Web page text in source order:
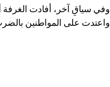
وفي سياقِ آخر، أفادت
واعتدت على المواطنين